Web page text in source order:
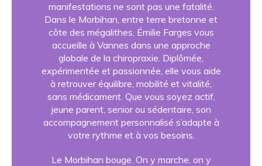
manifestations ne sont pas une fatalité.
Dans le Morbihan, entre terre bretonne et
côte des mégalithes, Émilie Farges vous
accueille à Vannes dans une approche
globale de la chiropraxie. Diplômée,
expérimentée et passionnée, elle vous aide
à retrouver équilibre, mobilité et vitalité,
sans médicament. Que vous soyez actif,
jeune parent, senior ou sédentaire, son
accompagnement personnalisé s’adapte à
votre rythme et à vos besoins.
Le Morbihan bouge. On y marche, on y